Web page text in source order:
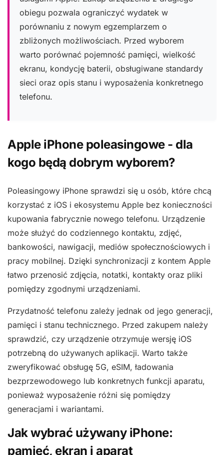
obiegu pozwala ograniczyć wydatek w
porównaniu z nowym egzemplarzem o
zbliżonych możliwościach. Przed wyborem
warto porównać pojemność pamięci, wielkość
ekranu, kondycję baterii, obsługiwane standardy
sieci oraz opis stanu i wyposażenia konkretnego
telefonu.
Apple iPhone poleasingowe - dla
kogo będą dobrym wyborem?
Poleasingowy iPhone sprawdzi się u osób, które chcą
korzystać z iOS i ekosystemu Apple bez konieczności
kupowania fabrycznie nowego telefonu. Urządzenie
może służyć do codziennego kontaktu, zdjęć,
bankowości, nawigacji, mediów społecznościowych i
pracy mobilnej. Dzięki synchronizacji z kontem Apple
łatwo przenosić zdjęcia, notatki, kontakty oraz pliki
pomiędzy zgodnymi urządzeniami.
Przydatność telefonu zależy jednak od jego generacji,
pamięci i stanu technicznego. Przed zakupem należy
sprawdzić, czy urządzenie otrzymuje wersję iOS
potrzebną do używanych aplikacji. Warto także
zweryfikować obsługę 5G, eSIM, ładowania
bezprzewodowego lub konkretnych funkcji aparatu,
ponieważ wyposażenie różni się pomiędzy
generacjami i wariantami.
Jak wybrać używany iPhone:
pamięć, ekran i aparat